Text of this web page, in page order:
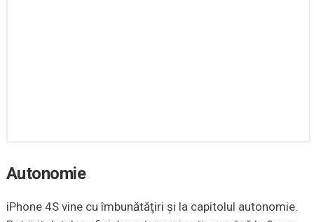
Autonomie
iPhone 4S vine cu îmbunătăţiri şi la capitolul autonomie.